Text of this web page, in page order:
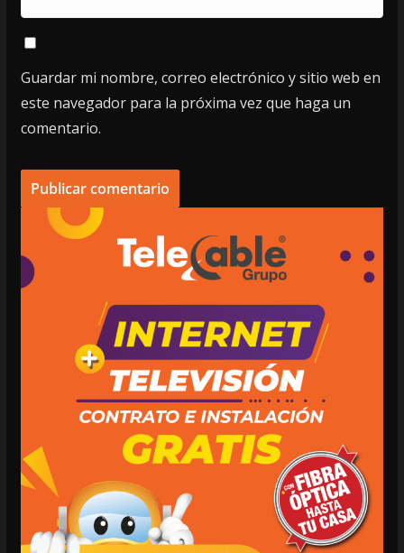
Guardar mi nombre, correo electrónico y sitio web en
este navegador para la próxima vez que haga un
comentario.